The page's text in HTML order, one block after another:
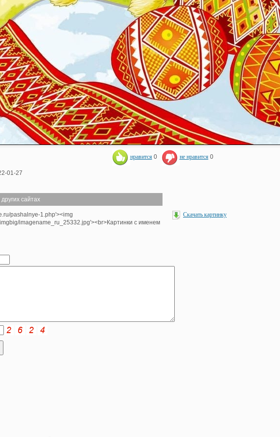
нравится 0 не нравится 0
01-27
сайтах
pashalnye-1.php'><img
imagename_ru_25332.jpg'><br>Картинки с именем
Скачать картинку